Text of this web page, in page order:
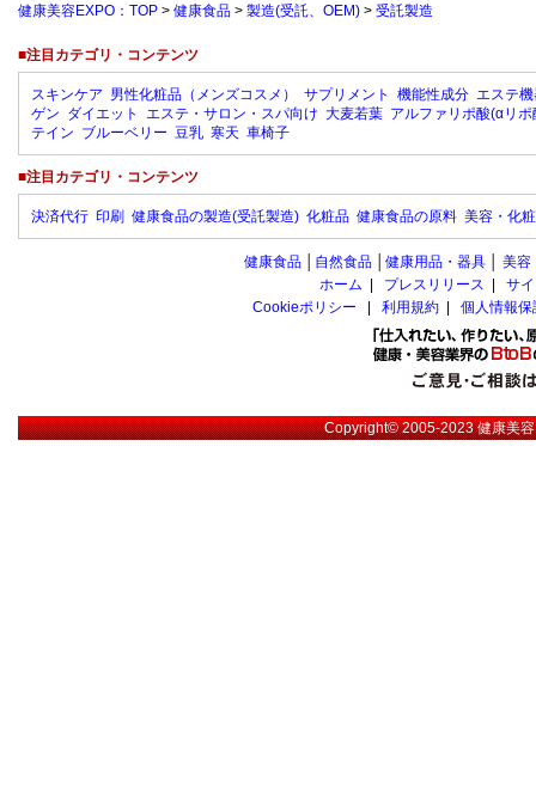
健康美容EXPO：TOP > 健康食品 > 製造(受託、OEM) > 受託製造
■注目カテゴリ・コンテンツ
スキンケア 男性化粧品（メンズコスメ） サプリメント 機能性成分 エステ
ゲン ダイエット エステ・サロン・スパ向け 大麦若葉 アルファリポ酸(αリポ
テイン ブルーベリー 豆乳 寒天 車椅子
■注目カテゴリ・コンテンツ
決済代行 印刷 健康食品の製造(受託製造) 化粧品 健康食品の原料 美容・化
健康食品 自然食品 健康用品・器具 美容
ホーム
プレスリリース
サ
Cookieポリシー
利用規約 個人情報
Copyright© 2005-2023健康美